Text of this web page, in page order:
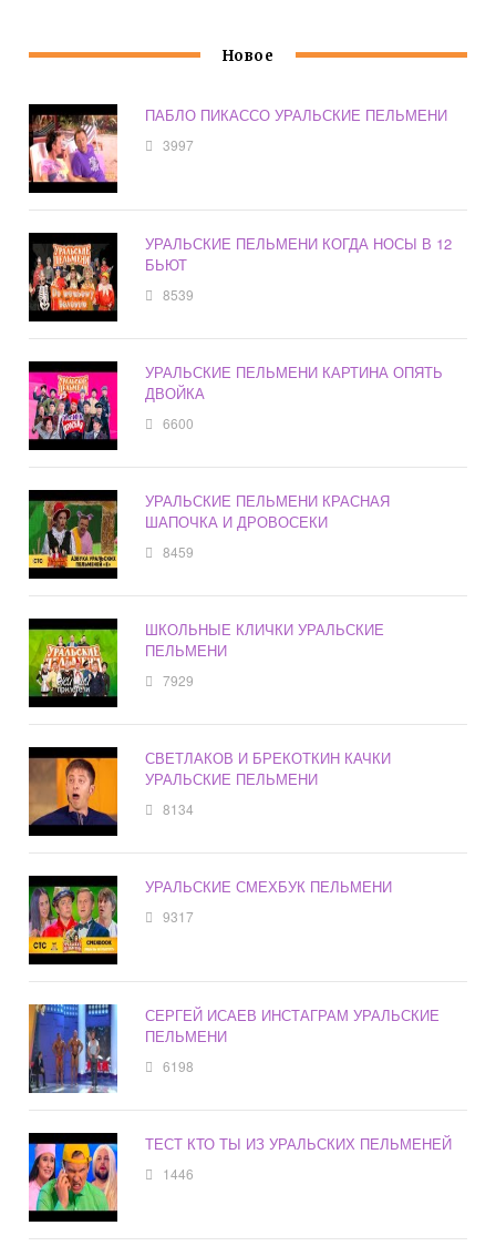
Новое
ПАБЛО ПИКАССО УРАЛЬСКИЕ ПЕЛЬМЕНИ
3997
УРАЛЬСКИЕ ПЕЛЬМЕНИ КОГДА НОСЫ В 12
БЬЮТ
8539
УРАЛЬСКИЕ ПЕЛЬМЕНИ КАРТИНА ОПЯТЬ
ДВОЙКА
6600
УРАЛЬСКИЕ ПЕЛЬМЕНИ КРАСНАЯ
ШАПОЧКА И ДРОВОСЕКИ
8459
ШКОЛЬНЫЕ КЛИЧКИ УРАЛЬСКИЕ
ПЕЛЬМЕНИ
7929
СВЕТЛАКОВ И БРЕКОТКИН КАЧКИ
УРАЛЬСКИЕ ПЕЛЬМЕНИ
8134
УРАЛЬСКИЕ СМЕХБУК ПЕЛЬМЕНИ
9317
СЕРГЕЙ ИСАЕВ ИНСТАГРАМ УРАЛЬСКИЕ
ПЕЛЬМЕНИ
6198
ТЕСТ КТО ТЫ ИЗ УРАЛЬСКИХ ПЕЛЬМЕНЕЙ
1446